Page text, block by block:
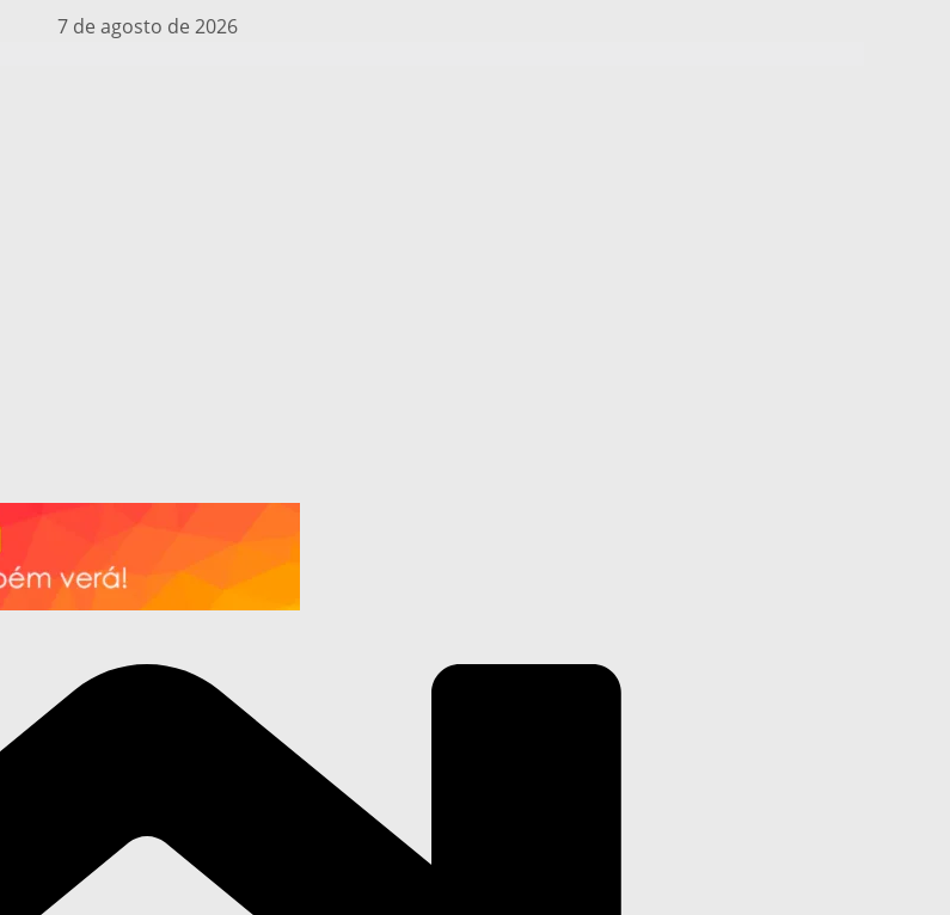
7 de agosto de 2026